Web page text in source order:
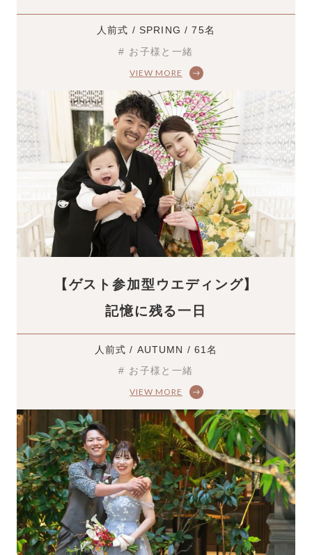
人前式 / SPRING / 75名
# お子様と一緒
【ゲスト参加型ウエディング】
記憶に残る一日
人前式 / AUTUMN / 61名
# お子様と一緒